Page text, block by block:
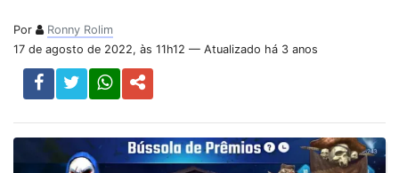
Por
Ronny Rolim
17 de agosto de 2022, às 11h12 — Atualizado há 3 anos